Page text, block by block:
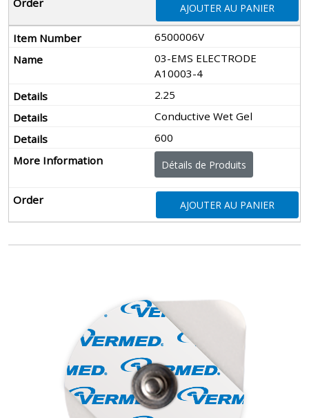
AJOUTER AU PANIER
6500006V
03-EMS ELECTRODE
A10003-4
2.25
Conductive Wet Gel
600
Détails de Produits
AJOUTER AU PANIER